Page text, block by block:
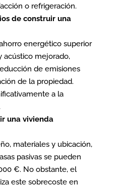
o refrigeración.
de construir una
energético superior
acústico mejorado,
de emisiones
de la propiedad.
a la
una vivienda
materiales y ubicación,
pasivas se pueden
€. No obstante, el
este sobrecoste en